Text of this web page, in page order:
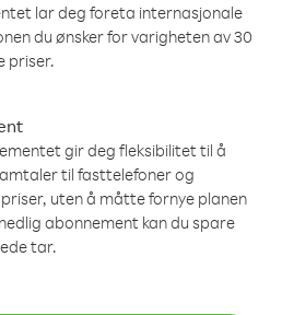
lar deg foreta internasjonale
du ønsker for varigheten av 30
priser.
gir deg fleksibilitet til å
til fasttelefoner og
uten å måtte fornye planen
abonnement kan du spare
tar.